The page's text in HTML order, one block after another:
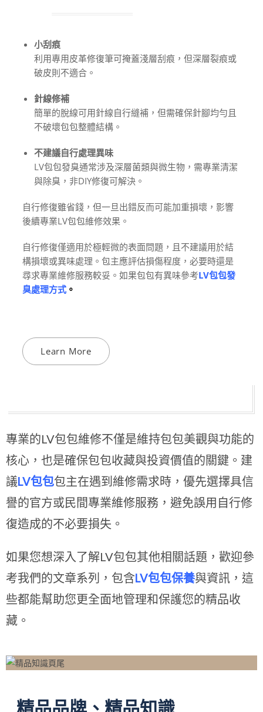
小刮痕
利用專用皮革修復筆可掩蓋淺層刮痕，但深層裂痕或
破皮則不適合。
針線修補
簡單的脫線可用針線自行縫補，但需確保針腳均勻且
不破壞包包整體結構。
不建議自行處理異味
LV包包發臭通常涉及深層菌類與微生物，需專業清潔
與除臭，非DIY修復可解決。
自行修復雖省錢，但一旦出錯反而可能加重損壞，影響
後續專業LV包包維修效果。
自行修復僅適用於極輕微的表面問題，且不建議用於結
構損壞或異味處理。包主應評估損傷程度，必要時還是
尋求專業維修服務較妥。如果包包有異味參考LV包包發
臭處理方式 。
Learn More
專業的LV包包維修不僅是維持包包美觀與功能的
核心，也是確保包包收藏與投資價值的關鍵。建
議LV包包包主在遇到維修需求時，優先選擇具信
譽的官方或民間專業維修服務，避免誤用自行修
復造成的不必要損失。
如果您想深入了解LV包包其他相關話題，歡迎參
考我們的文章系列，包含LV包包保養與資訊，這
些都能幫助您更全面地管理和保護您的精品收
藏。